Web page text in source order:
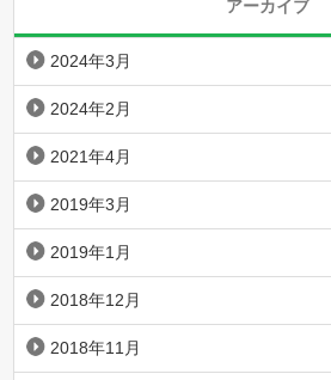
アーカイブ
2024年3月
2024年2月
2021年4月
2019年3月
2019年1月
2018年12月
2018年11月